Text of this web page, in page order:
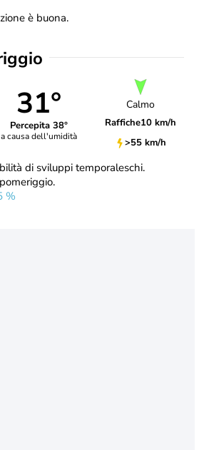
è buona.
31°
Percepita 38°
a causa dell'umidità
Calmo
Raffiche10 km/h
>55 km/h
di sviluppi temporaleschi.
%